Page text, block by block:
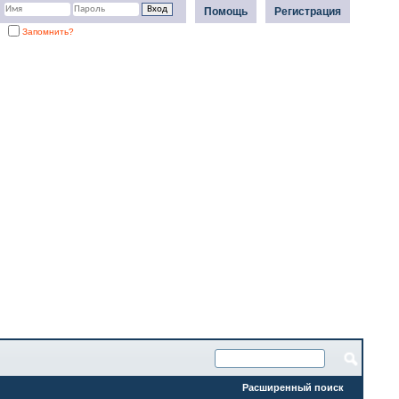
Регистрация
Помощь
Запомнить?
Расширенный поиск